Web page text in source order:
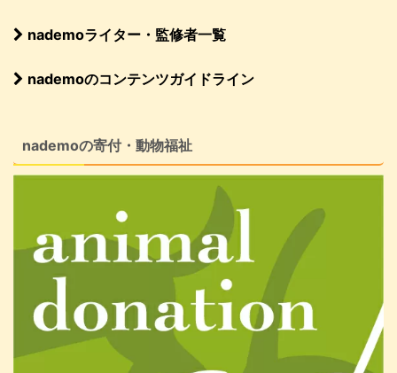
nademoライター・監修者一覧
nademoのコンテンツガイドライン
nademoの寄付・動物福祉